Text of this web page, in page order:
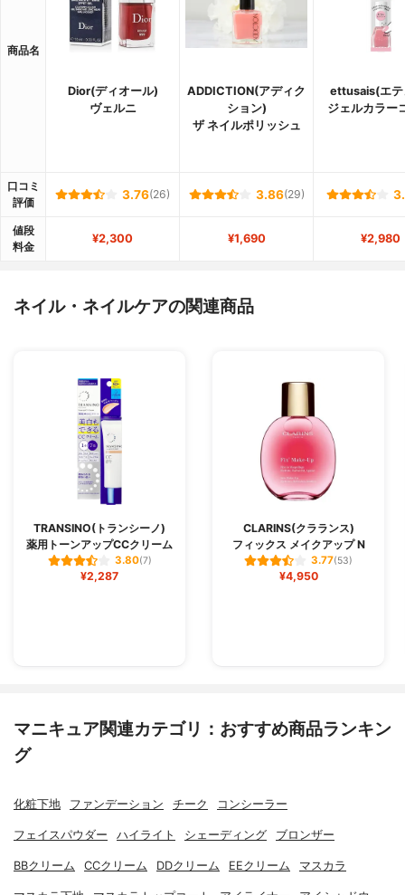
商品名
Dior(ディオール)
ヴェルニ
ADDICTION(アディク
ション)
ザ ネイルポリッシュ
ettusais(エテ
ジェルカラー
口コミ
評価
3.76(26) 3.86(29)
値段
料金
¥2,300 ¥1,690 ¥2,980
ネイル・ネイルケアの関連商品
TRANSINO(トランシーノ)
薬用トーンアップCCクリーム
3.80(7)
¥2,287
CLARINS(クラランス)
フィックス メイクアップ N
3.77(53)
¥4,950
マニキュア関連カテゴリ：おすすめ商品ランキン
グ
化粧下地 ファンデーション チーク コンシーラー
フェイスパウダー ハイライト シェーディング ブロンザー
BBクリーム CCクリーム DDクリーム EEクリーム マスカラ